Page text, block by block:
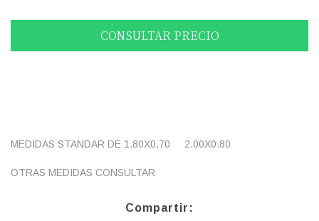
MEDIDAS STANDAR DE 1.80X0.70 2.00X0.80
OTRAS MEDIDAS CONSULTAR
Compartir: